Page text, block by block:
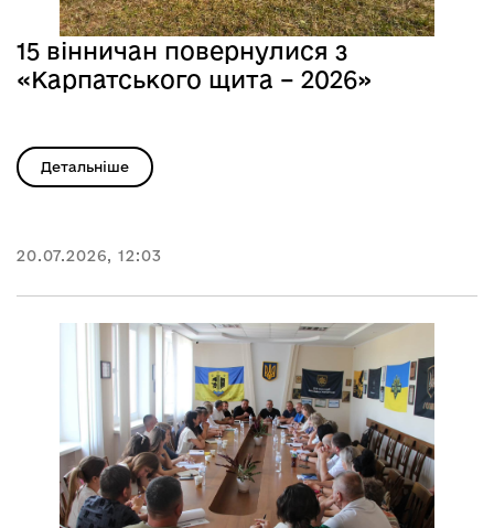
15 вінничан повернулися з
«Карпатського щита – 2026»
Детальніше
20.07.2026, 12:03